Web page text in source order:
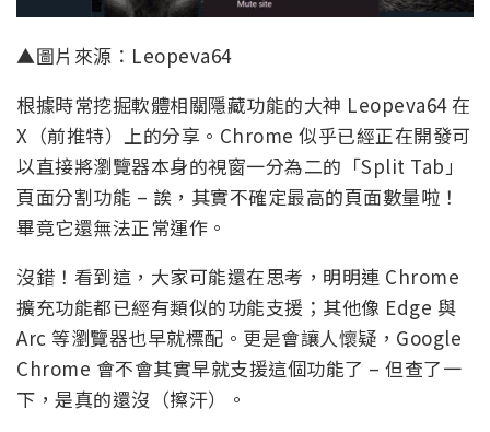
▲圖片來源：Leopeva64
根據時常挖掘軟體相關隱藏功能的大神 Leopeva64 在
X（前推特）上的分享。Chrome 似乎已經正在開發可
以直接將瀏覽器本身的視窗一分為二的「Split Tab」
頁面分割功能 – 誒，其實不確定最高的頁面數量啦！
畢竟它還無法正常運作。
沒錯！看到這，大家可能還在思考，明明連 Chrome
擴充功能都已經有類似的功能支援；其他像 Edge 與
Arc 等瀏覽器也早就標配。更是會讓人懷疑，Google
Chrome 會不會其實早就支援這個功能了 – 但查了一
下，是真的還沒（擦汗）。